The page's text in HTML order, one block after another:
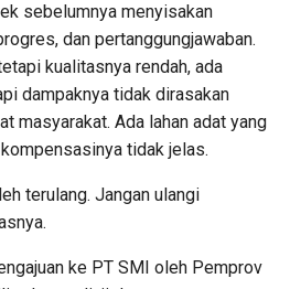
sebelumnya menyisakan
dan pertanggungjawaban.
kualitasnya rendah, ada
dampaknya tidak dirasakan
masyarakat. Ada lahan adat yang
tidak jelas.
terulang. Jangan ulangi
ke PT SMI oleh Pemprov